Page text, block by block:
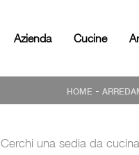
Azienda Cucine
HOME -
Cerchi una sedia da